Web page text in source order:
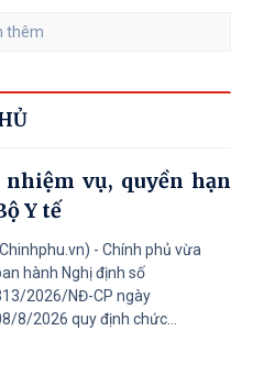
thêm
vụ, quyền hạn
Y tế
- Chính phủ vừa
hành Nghị định số
2026/NĐ-CP ngày
8/2026 quy định chức...